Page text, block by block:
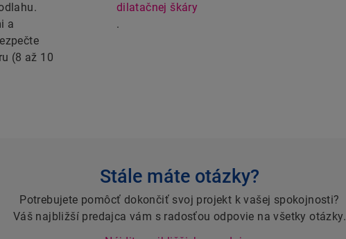
a
(8 až 10
dilatačnej škáry
.
Stále máte otázky?
Potrebujete pomôcť dokončiť svoj projekt k vašej spokojnosti?
Váš najbližší predajca vám s radosťou odpovie na všetky otázky.